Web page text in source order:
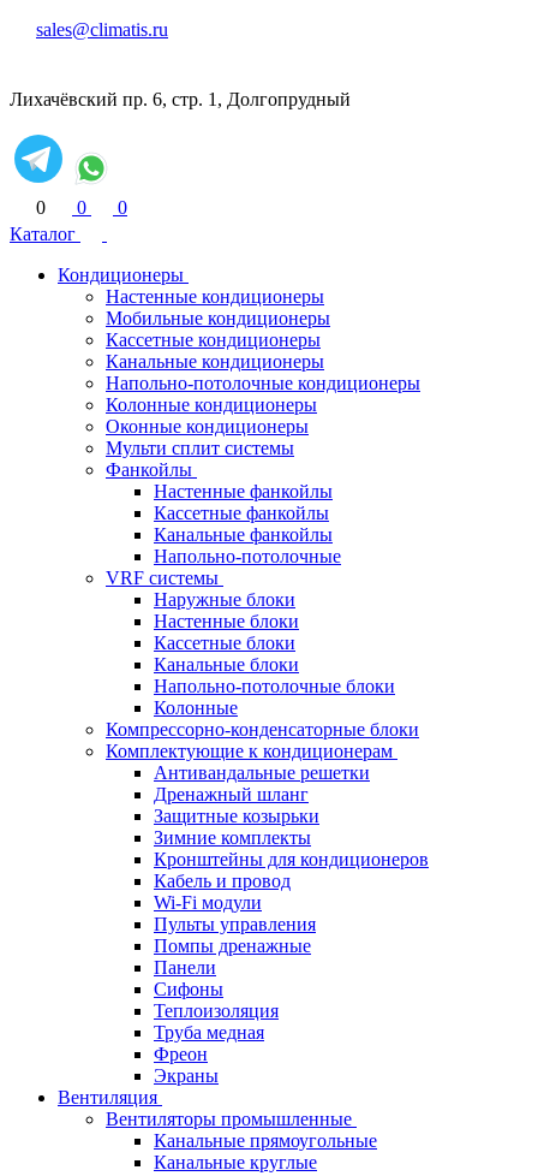
sales@climatis.ru
Лихачёвский пр. 6, стр. 1, Долгопрудный
0 0
0
Каталог
Кондиционеры
Настенные кондиционеры
Мобильные кондиционеры
Кассетные кондиционеры
Канальные кондиционеры
Напольно-потолочные кондиционеры
Колонные кондиционеры
Оконные кондиционеры
Мульти сплит системы
Фанкойлы
Настенные фанкойлы
Кассетные фанкойлы
Канальные фанкойлы
Напольно-потолочные
VRF системы
Наружные блоки
Настенные блоки
Кассетные блоки
Канальные блоки
Напольно-потолочные блоки
Колонные
Компрессорно-конденсаторные блоки
Комплектующие к кондиционерам
Антивандальные решетки
Дренажный шланг
Защитные козырьки
Зимние комплекты
Кронштейны для кондиционеров
Кабель и провод
Wi-Fi модули
Пульты управления
Помпы дренажные
Панели
Сифоны
Теплоизоляция
Труба медная
Фреон
Экраны
Вентиляция
Вентиляторы промышленные
Канальные прямоугольные
Канальные круглые